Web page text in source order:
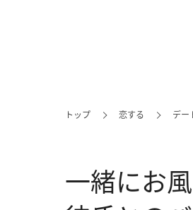
トップ 恋する デー
一緒にお